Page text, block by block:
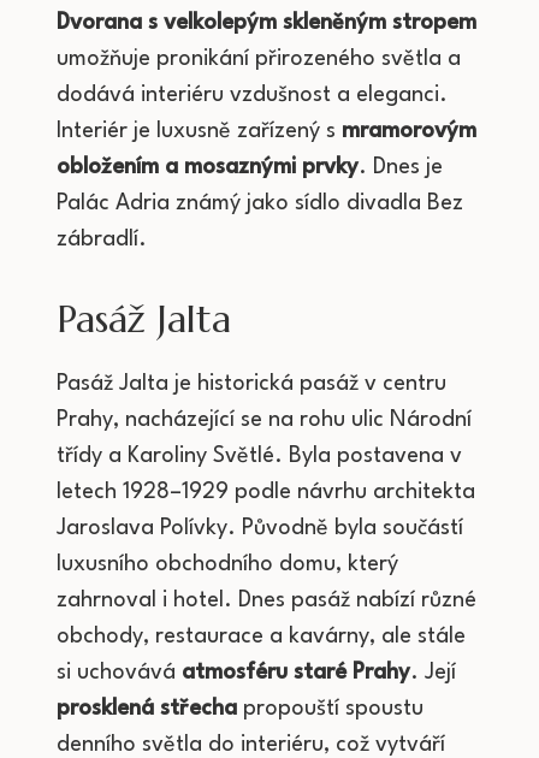
Dvorana s velkolepým skleněným stropem
umožňuje pronikání přirozeného světla a
dodává interiéru vzdušnost a eleganci.
Interiér je luxusně zařízený s mramorovým
obložením a mosaznými prvky. Dnes je
Palác Adria známý jako sídlo divadla Bez
zábradlí.
Pasáž Jalta
Pasáž Jalta je historická pasáž v centru
Prahy, nacházející se na rohu ulic Národní
třídy a Karoliny Světlé. Byla postavena v
letech 1928–1929 podle návrhu architekta
Jaroslava Polívky. Původně byla součástí
luxusního obchodního domu, který
zahrnoval i hotel. Dnes pasáž nabízí různé
obchody, restaurace a kavárny, ale stále
si uchovává atmosféru staré Prahy. Její
prosklená střecha propouští spoustu
denního světla do interiéru, což vytváří